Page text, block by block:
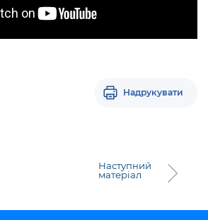
Надрукувати
Наступний
матеріал